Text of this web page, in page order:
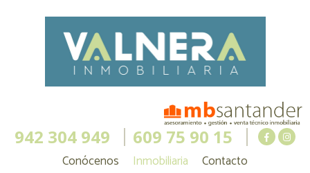
942 304 949 609 75 90 15
Conócenos Inmobiliaria Contacto